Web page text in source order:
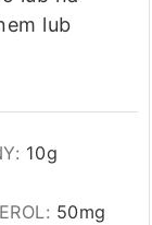
lub
10g
50mg